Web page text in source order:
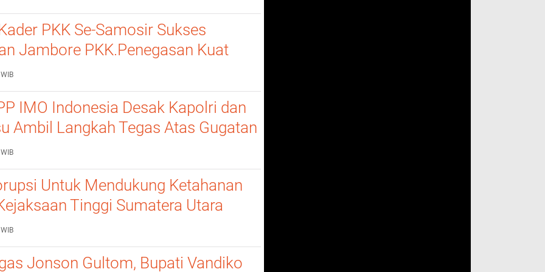
PKK Se-Samosir Sukses
Jambore PKK.Penegasan Kuat
Dalam Membangun
IMO Indonesia Desak Kapolri dan
Ambil Langkah Tegas Atas Gugatan
Untuk Mendukung Ketahanan
Tinggi Sumatera Utara
Hukum Pada Dinas
Dan Ketahanan Pangan
Jonson Gultom, Bupati Vandiko